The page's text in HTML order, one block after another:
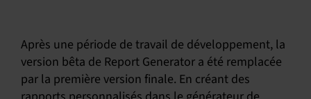
Après une période de travail de développement, la
version bêta de Report Generator a été remplacée
par la première version finale. En créant des